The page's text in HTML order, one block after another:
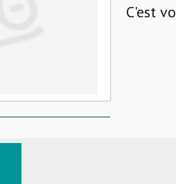
C'est